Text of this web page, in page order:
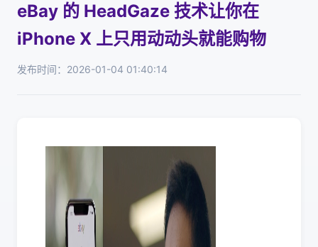
eBay 的 HeadGaze 技术让你在
iPhone X 上只用动动头就能购物
发布时间：2026-01-04 01:40:14